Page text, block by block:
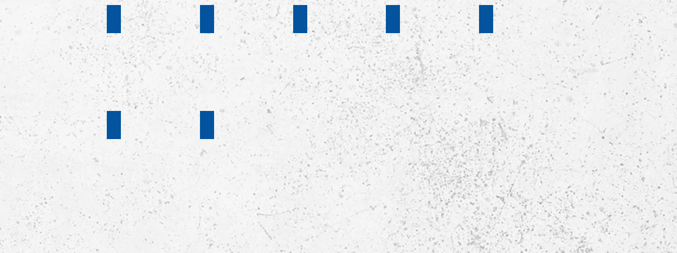
14. Spieltag
Saison
2019/2020
12. Spieltag
2019/20
10. Spieltag
Saison
2019/20
8.Spieltag
Saison
2019/20
6. Spieltag
Saison
2019/20
4.Spieltag
2019/20
1. Spieltag
Saison
2019/20